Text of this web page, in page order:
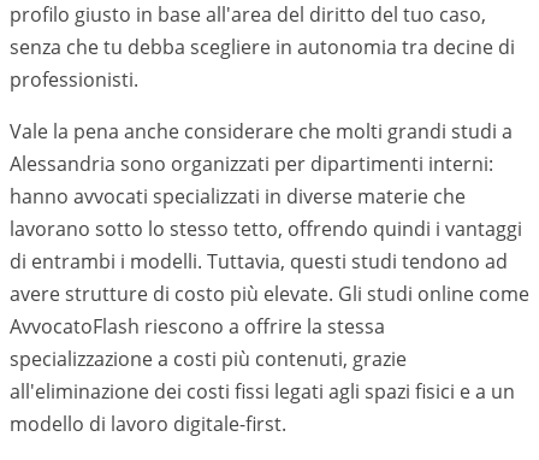
profilo giusto in base all'area del diritto del tuo caso,
senza che tu debba scegliere in autonomia tra decine di
professionisti.
Vale la pena anche considerare che molti grandi studi a
Alessandria sono organizzati per dipartimenti interni:
hanno avvocati specializzati in diverse materie che
lavorano sotto lo stesso tetto, offrendo quindi i vantaggi
di entrambi i modelli. Tuttavia, questi studi tendono ad
avere strutture di costo più elevate. Gli studi online come
AvvocatoFlash riescono a offrire la stessa
specializzazione a costi più contenuti, grazie
all'eliminazione dei costi fissi legati agli spazi fisici e a un
modello di lavoro digitale-first.